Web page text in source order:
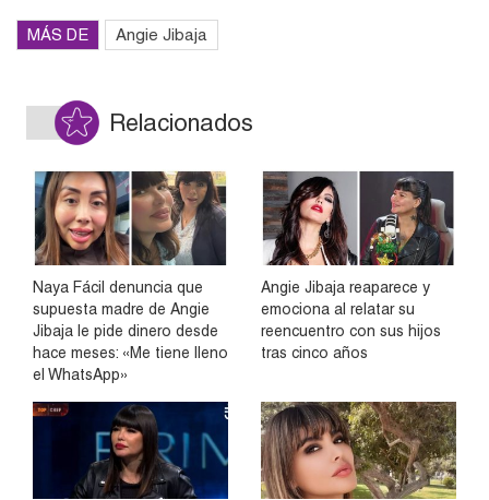
MÁS DE Angie Jibaja
Relacionados
Naya Fácil denuncia que
supuesta madre de Angie
Jibaja le pide dinero desde
hace meses: «Me tiene lleno
el WhatsApp»
Angie Jibaja reaparece y
emociona al relatar su
reencuentro con sus hijos
tras cinco años